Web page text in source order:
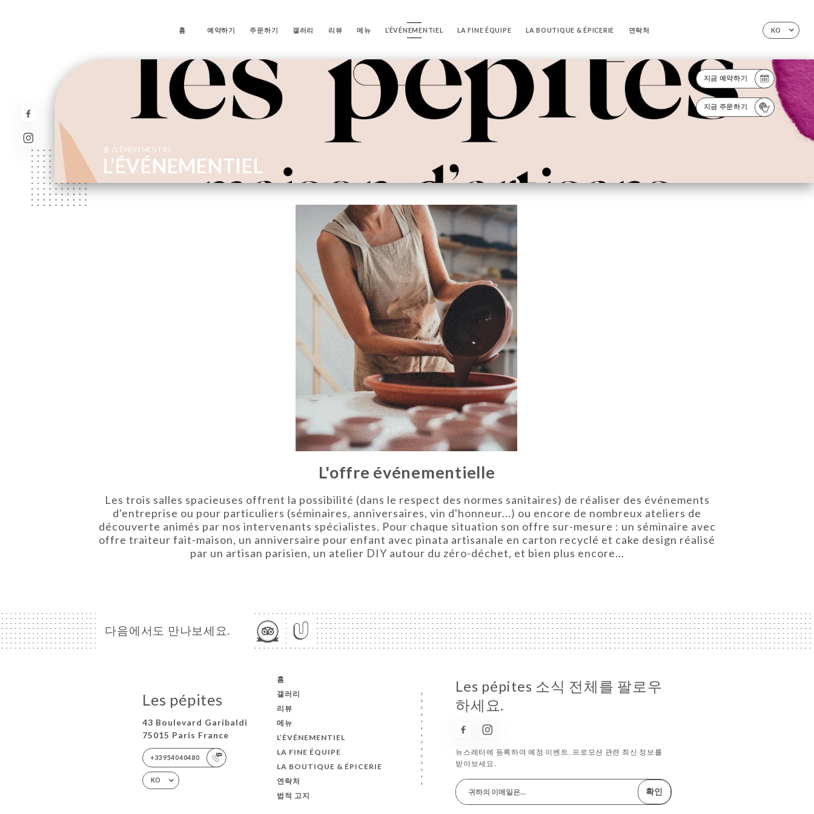
KO
홈 예약하기 주문하기 갤러리 리뷰 메뉴 L’ÉVÉNEMENTIEL LA FINE ÉQUIPE LA BOUTIQUE & ÉPICERIE 연락처
지금 예약하기
지금 주문하기
홈 /L’ÉVÉNEMENTIEL
L’ÉVÉNEMENTIEL
L'offre événementielle
Les trois salles spacieuses offrent la possibilité (dans le respect des normes sanitaires) de réaliser des événements
d'entreprise ou pour particuliers (séminaires, anniversaires, vin d'honneur...) ou encore de nombreux ateliers de
découverte animés par nos intervenants spécialistes. Pour chaque situation son offre sur-mesure : un séminaire avec
offre traiteur fait-maison, un anniversaire pour enfant avec pinata artisanale en carton recyclé et cake design réalisé
par un artisan parisien, un atelier DIY autour du zéro-déchet, et bien plus encore...
다음에서도 만나보세요.
Les pépites
43 Boulevard Garibaldi
75015 Paris France
+33954040480
KO
홈
갤러리
리뷰
메뉴
L’ÉVÉNEMENTIEL
LA FINE ÉQUIPE
LA BOUTIQUE & ÉPICERIE
연락처
법적 고지
Les pépites 소식 전체를 팔로우
하세요.
뉴스레터에 등록하여 예정 이벤트, 프로모션 관련 최신 정보를
받아보세요.
확인